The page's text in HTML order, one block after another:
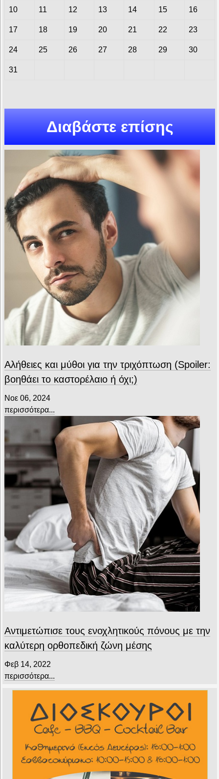
10 11 12 13 14 15 16
17 18 19 20 21 22 23
24 25 26 27 28 29 30
31
Διαβάστε επίσης
Αλήθειες και μύθοι για την τριχόπτωση (Spoiler:
βοηθάει το καστορέλαιο ή όχι;)
Νοε 06, 2024
περισσότερα...
Αντιμετώπισε τους ενοχλητικούς πόνους με την
καλύτερη ορθοπεδική ζώνη μέσης
Φεβ 14, 2022
περισσότερα...